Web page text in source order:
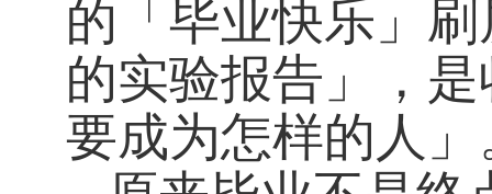
的「毕业快乐」
的实验报告」，
要成为怎样的人」